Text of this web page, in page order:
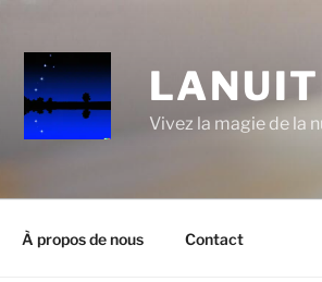
Vivez la magie de la
À propos de nous Contact